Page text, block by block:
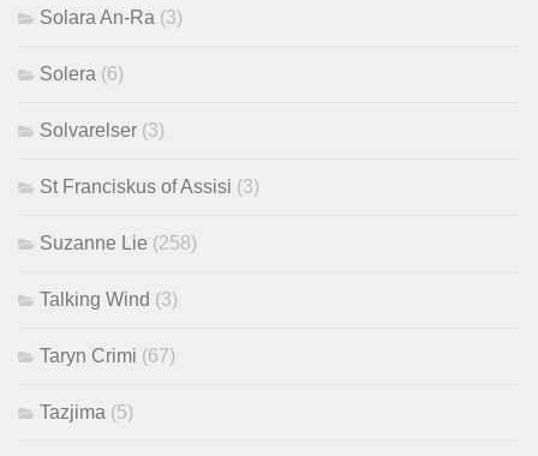
Solara An-Ra (3)
Solera (6)
Solvarelser (3)
St Franciskus of Assisi (3)
Suzanne Lie (258)
Talking Wind (3)
Taryn Crimi (67)
Tazjima (5)